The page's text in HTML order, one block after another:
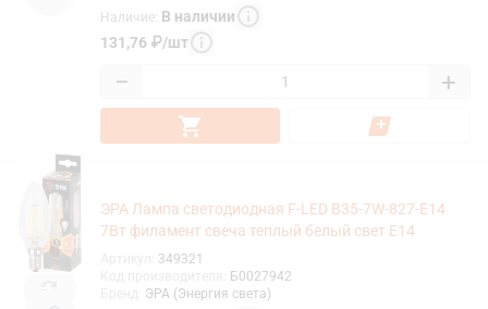
Наличие: В наличии
131,76 ₽/шт
− +
ЭРА Лампа светодиодная F-LED B35-7W-827-E14
7Вт филамент свеча теплый белый свет Е14
349321
Б0027942
ЭРА (Энергия света)